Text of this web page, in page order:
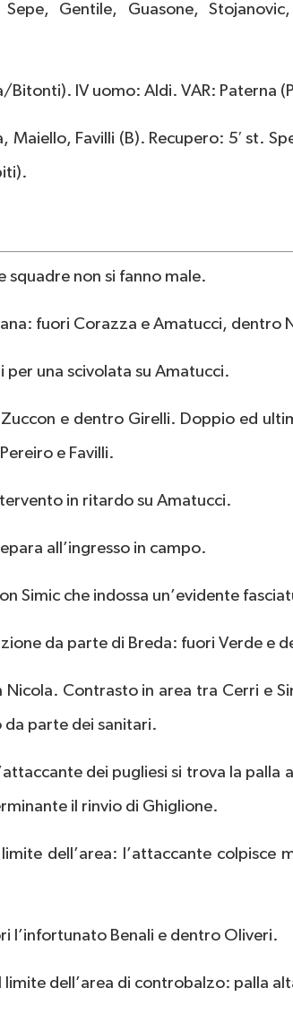
Gentile, Guasone,
Bitonti). IV uomo: Aldi. VAR: Paterna
Favilli (B). Recupero: 5′ st.
squadre non si fanno male.
fuori Corazza e Amatucci, dentro
per una scivolata su Amatucci.
e dentro Girelli. Doppio ed
e Favilli.
in ritardo su Amatucci.
all’ingresso in campo.
Simic che indossa un’evidente
da parte di Breda: fuori Verde e
Nicola. Contrasto in area tra Cerri e
da parte dei sanitari.
dei pugliesi si trova la palla
il rinvio di Ghiglione.
dell’area: l’attaccante colpisce
l’infortunato Benali e dentro Oliveri.
limite dell’area di controbalzo: palla